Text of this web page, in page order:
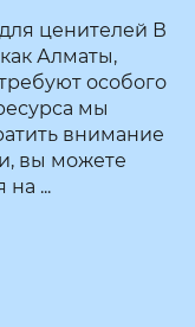
ценителей В
Алматы,
особого
мы
внимание
вы можете
на ...